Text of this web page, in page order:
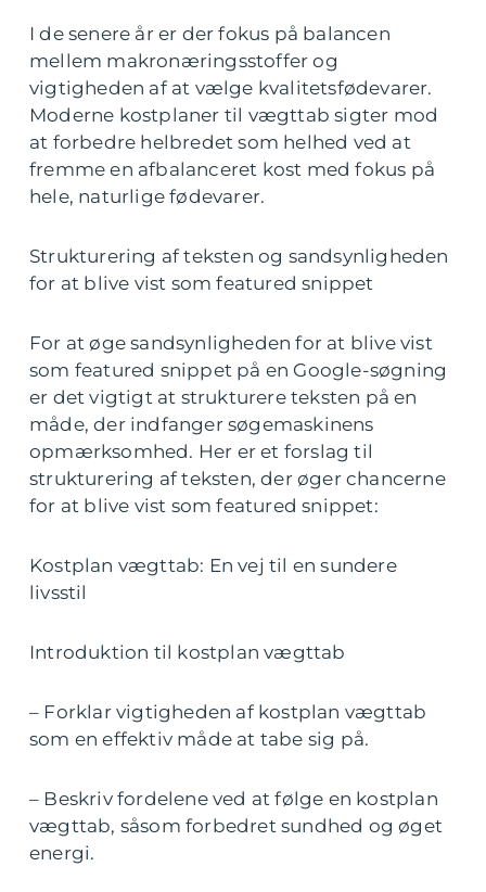
I de senere år er der fokus på balancen
mellem makronæringsstoffer og
vigtigheden af at vælge kvalitetsfødevarer.
Moderne kostplaner til vægttab sigter mod
at forbedre helbredet som helhed ved at
fremme en afbalanceret kost med fokus på
hele, naturlige fødevarer.
Strukturering af teksten og sandsynligheden
for at blive vist som featured snippet
For at øge sandsynligheden for at blive vist
som featured snippet på en Google-søgning
er det vigtigt at strukturere teksten på en
måde, der indfanger søgemaskinens
opmærksomhed. Her er et forslag til
strukturering af teksten, der øger chancerne
for at blive vist som featured snippet:
Kostplan vægttab: En vej til en sundere
livsstil
Introduktion til kostplan vægttab
– Forklar vigtigheden af kostplan vægttab
som en effektiv måde at tabe sig på.
– Beskriv fordelene ved at følge en kostplan
vægttab, såsom forbedret sundhed og øget
energi.